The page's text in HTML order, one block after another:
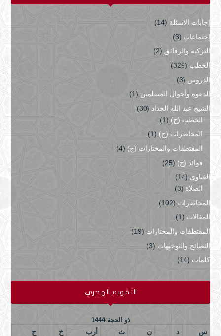
إجابات الأسئلة (14)
إجتماعات (3)
التزكية والرقائق (2)
الخطب (329)
الدروس (3)
الدعوة وأحوال المسلمين (1)
الشيخ عبد الله الحداد (30)
الخطب (ح) (1)
المحاضرات (ح) (1)
المقتطفات والمختارات (ح) (4)
فوائد (ح) (25)
الفتاوى (14)
الصلاة (3)
المحاضرات (102)
المقالات (1)
المقتطفات والمختارات (19)
النصائح والتوجيهات (3)
كلمات (14)
التقويم الهجري
ذو الحجة 1444
س د ن ث أرب خ ج